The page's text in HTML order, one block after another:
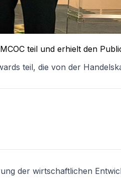
teil und erhielt den
teil, die von der
der wirtschaftlichen